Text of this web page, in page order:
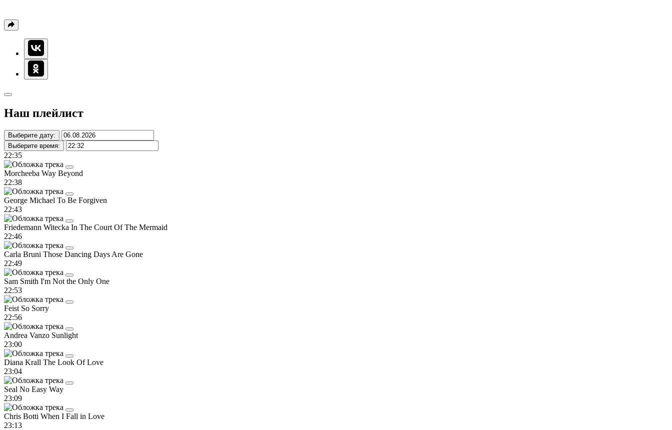
Наш плейлист
Выберите дату:
Выберите время:
22:35
Morcheeba Way Beyond
22:38
George Michael To Be Forgiven
22:43
Friedemann Witecka In The Court Of The Mermaid
22:46
Carla Bruni Those Dancing Days Are Gone
22:49
Sam Smith I'm Not the Only One
22:53
Feist So Sorry
22:56
Andrea Vanzo Sunlight
23:00
Diana Krall The Look Of Love
23:04
Seal No Easy Way
23:09
Chris Botti When I Fall in Love
23:13